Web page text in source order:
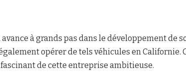
à grands pas dans le développement de
opérer de tels véhicules en Californie.
de cette entreprise ambitieuse.